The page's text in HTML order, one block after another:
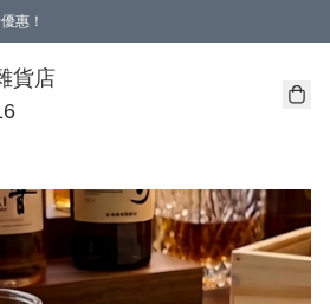
惠！
惠！（適用於 本地送貨、本地取貨 )
最後一批）】
貨店